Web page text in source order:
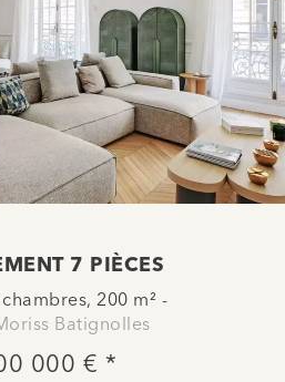
7 PIÈCES
200 m² -
Batignolles
000 € *